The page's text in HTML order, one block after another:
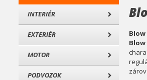
INTERIÉR
EXTERIÉR
MOTOR
PODVOZOK